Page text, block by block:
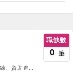
1.完整員工在職教育訓練〈內部教育訓練、資助進修〉 2.享公司團保 3.婚喪喜慶補助 4.員工旅遊補助 5.生日禮券 6.年節禮券及禮品 7.年終尾牙、獎金 8.定期健康檢查 9.資深員工表揚 10.幼兒扥育優惠 11.職工福利委員會 《部份福利、待遇因職務、職等、職種有所不同，並隨公司營運方針有所調整，詳情請於面試時詢問，並以面試為主》
職缺數
0 筆